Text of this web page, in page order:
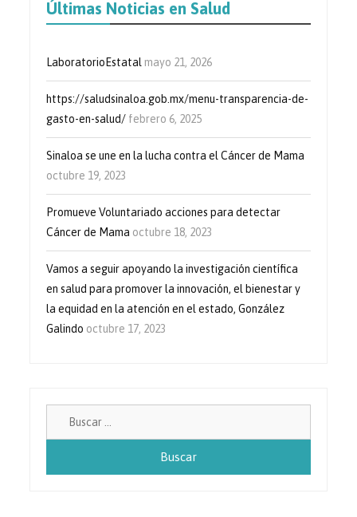
Últimas Noticias en Salud
LaboratorioEstatal mayo 21, 2026
https://saludsinaloa.gob.mx/menu-transparencia-de-
gasto-en-salud/ febrero 6, 2025
Sinaloa se une en la lucha contra el Cáncer de Mama
octubre 19, 2023
Promueve Voluntariado acciones para detectar
Cáncer de Mama octubre 18, 2023
Vamos a seguir apoyando la investigación científica
en salud para promover la innovación, el bienestar y
la equidad en la atención en el estado, González
Galindo octubre 17, 2023